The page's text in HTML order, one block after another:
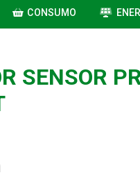
CONSUMO
SENSOR